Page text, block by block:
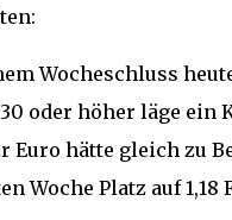
Wocheschluss
oder höher läge ein
Euro hätte gleich zu
Woche Platz auf 1,18